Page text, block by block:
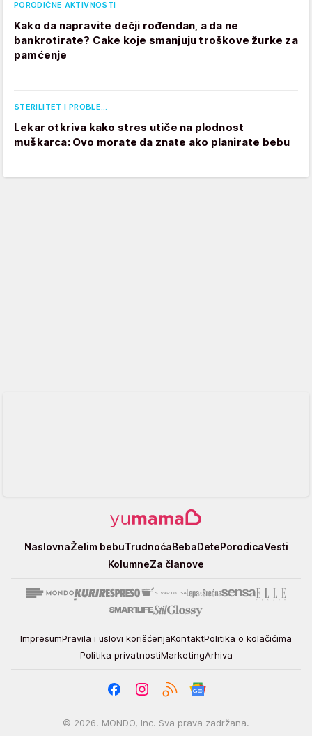
PORODIČNE AKTIVNOSTI
Kako da napravite dečji rođendan, a da ne
bankrotirate? Cake koje smanjuju troškove žurke za
pamćenje
STERILITET I PROBLE…
Lekar otkriva kako stres utiče na plodnost
muškarca: Ovo morate da znate ako planirate bebu
Yumama
NaslovnaŽelim bebuTrudnoćaBebaDetePorodicaVesti
KolumneZa članove
ImpresumPravila i uslovi korišćenjaKontaktPolitika o kolačićima
Politika privatnostiMarketingArhiva
© 2026. MONDO, Inc. Sva prava zadržana.